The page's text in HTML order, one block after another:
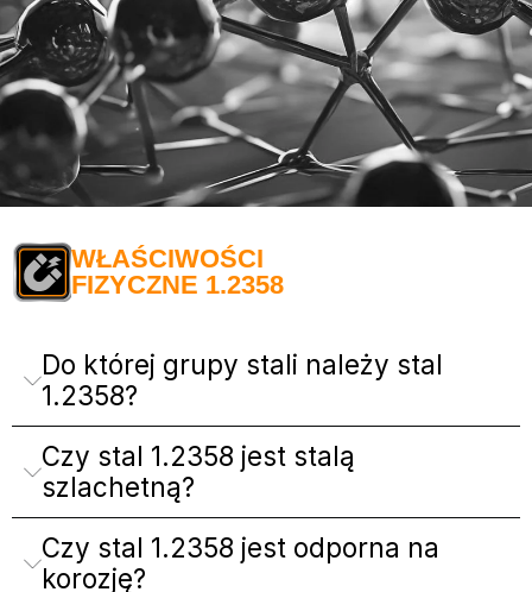
WŁAŚCIWOŚCI
FIZYCZNE 1.2358
Do której grupy stali należy stal
1.2358?
Czy stal 1.2358 jest stalą
szlachetną?
Czy stal 1.2358 jest odporna na
korozję?